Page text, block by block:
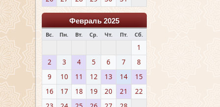
Февраль 2025
Вс. Пн. Вт. Ср. Чт. Пт. Сб.
1
2
3 4 5 6 7
8
9
10 11 12 13 14
15
16
17 18 19 20 21
22